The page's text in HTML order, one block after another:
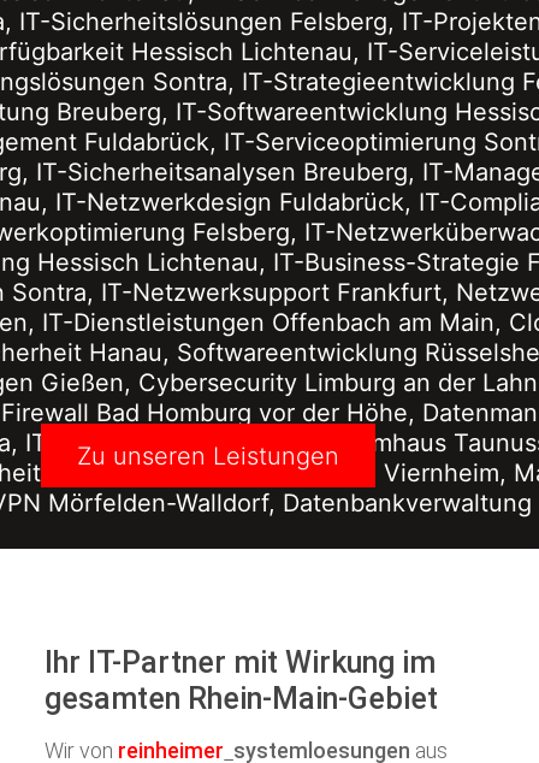
Zu unseren Leistungen
Ihr IT-Partner mit Wirkung im
gesamten Rhein-Main-Gebiet
Wir von reinheimer systemloesungen aus